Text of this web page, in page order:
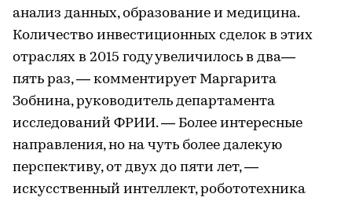
анализ данных, образование и медицина.
Количество инвестиционных сделок в этих
отраслях в 2015 году увеличилось в два—
пять раз, — комментирует Маргарита
Зобнина, руководитель департамента
исследований ФРИИ. — Более интересные
направления, но на чуть более далекую
перспективу, от двух до пяти лет, —
искусственный интеллект, робототехника